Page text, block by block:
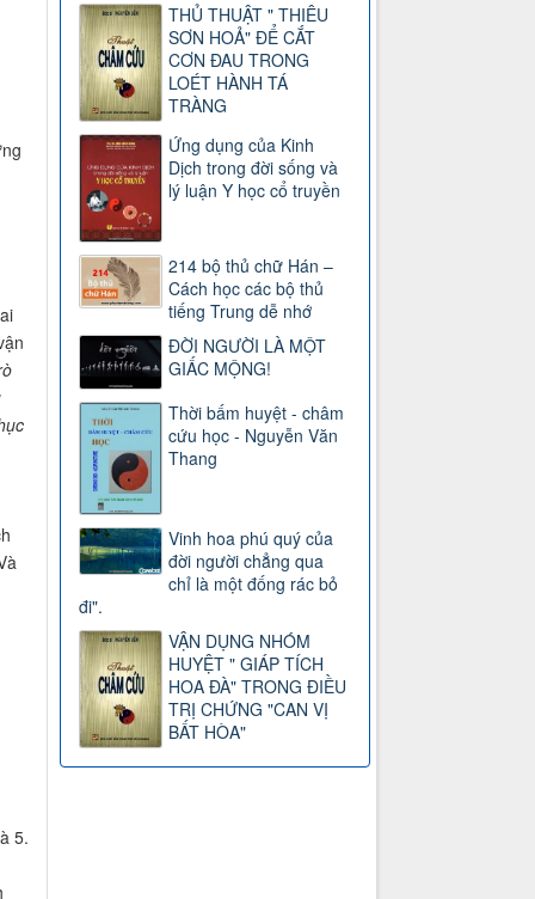
5.
THỦ THUẬT " THIÊU
SƠN HOẢ" ĐỂ CẮT
CƠN ĐAU TRONG
LOÉT HÀNH TÁ
TRÀNG
Ứng dụng của Kinh
Dịch trong đời sống và
lý luận Y học cổ truyền
214 bộ thủ chữ Hán –
Cách học các bộ thủ
tiếng Trung dễ nhớ
ĐỜI NGƯỜI LÀ MỘT
GIẤC MỘNG!
Thời bấm huyệt - châm
cứu học - Nguyễn Văn
Thang
Vinh hoa phú quý của
đời người chẳng qua
chỉ là một đống rác bỏ
đi".
VẬN DỤNG NHÓM
HUYỆT " GIÁP TÍCH
HOA ĐÀ" TRONG ĐIỀU
TRỊ CHỨNG "CAN VỊ
BẤT HÒA"